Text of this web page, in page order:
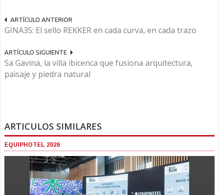
ARTÍCULO ANTERIOR
GINA35: El sello REKKER en cada curva, en cada trazo
ARTÍCULO SIGUIENTE
Sa Gavina, la villa ibicenca que fusiona arquitectura,
paisaje y piedra natural
ARTICULOS SIMILARES
EQUIPHOTEL 2026